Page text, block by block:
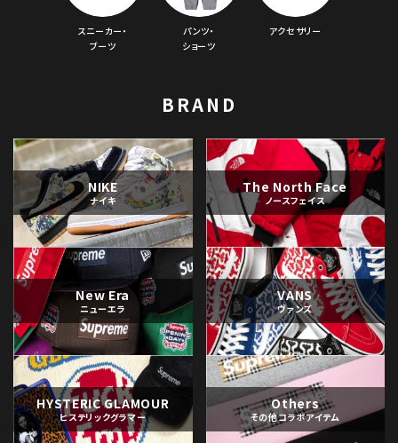
スニーカー・
ブーツ
パンツ・
ショーツ
アクセサリー
BRAND
NIKE
ナイキ
The North Face
ノースフェイス
New Era
ニューエラ
VANS
ヴァンズ
HYSTERIC GLAMOUR
ヒステリックグラマー
Others
その他コラボアイテム